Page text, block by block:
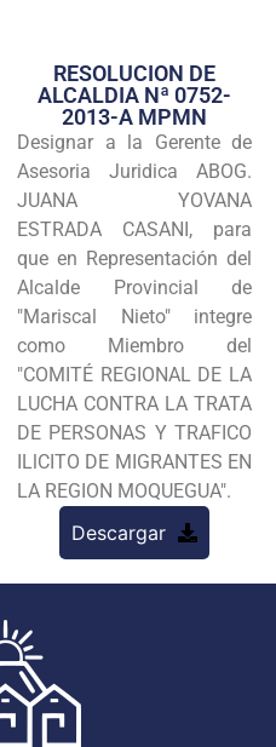
Transparencia
Seguridad
Programas
Intranet
RESOLUCION DE
ALCALDIA Nª 0752-
2013-A MPMN
Designar a la Gerente de
Asesoria Juridica ABOG.
JUANA YOVANA
ESTRADA CASANI, para
que en Representación del
Alcalde Provincial de
"Mariscal Nieto" integre
como Miembro del
"COMITÉ REGIONAL DE LA
LUCHA CONTRA LA TRATA
DE PERSONAS Y TRAFICO
ILlCITO DE MIGRANTES EN
LA REGION MOQUEGUA".
Descargar